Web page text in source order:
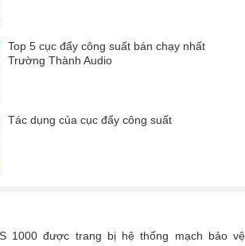
Top 5 cục đẩy công suất bán chạy nhất
Trường Thành Audio
Tác dụng của cục đẩy công suất
1000 được trang bị hệ thống mạch bảo vệ